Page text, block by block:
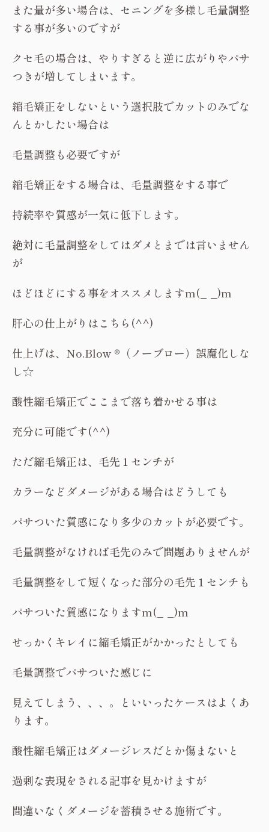
また量が多い場合は、セニングを多様し毛量調整
する事が多いのですが
クセ毛の場合は、やりすぎると逆に広がりやパサ
つきが増してしまいます。
縮毛矯正をしないという選択肢でカットのみでな
んとかしたい場合は
毛量調整も必要ですが
縮毛矯正をする場合は、毛量調整をする事で
持続率や質感が一気に低下します。
絶対に毛量調整をしてはダメとまでは言いません
が
ほどほどにする事をオススメしますm(_ _)m
肝心の仕上がりはこちら(^^)
仕上げは、No.Blow ®（ノーブロー）誤魔化しな
し☆
酸性縮毛矯正でここまで落ち着かせる事は
充分に可能です(^^)
ただ縮毛矯正は、毛先１センチが
カラーなどダメージがある場合はどうしても
パサついた質感になり多少のカットが必要です。
毛量調整がなければ毛先のみで問題ありませんが
毛量調整をして短くなった部分の毛先１センチも
パサついた質感になりますm(_ _)m
せっかくキレイに縮毛矯正がかかったとしても
毛量調整でパサついた感じに
見えてしまう、、、。といいったケースはよくあ
ります。
酸性縮毛矯正はダメージレスだとか傷まないと
過剰な表現をされる記事を見かけますが
間違いなくダメージを蓄積させる施術です。